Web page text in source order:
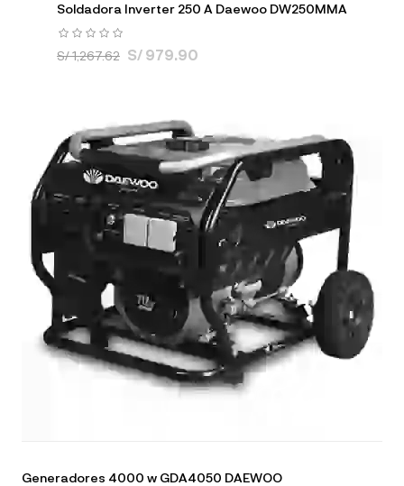
Soldadora Inverter 250 A Daewoo DW250MMA
S/ 1,267.62 S/ 979.90
Generadores 4000 w GDA4050 DAEWOO